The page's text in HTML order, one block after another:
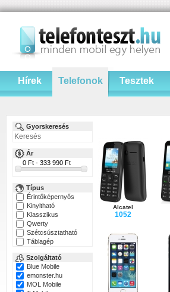
Hírek Telefonok Tesztek
Gyorskeresés
Ár
Típus
Érintőképernyős
Kinyitható
Klasszikus
Qwerty
Szétcsúsztatható
Táblagép
Szolgáltató
Blue Mobile
emonster.hu
MOL Mobile
Alcatel
1052